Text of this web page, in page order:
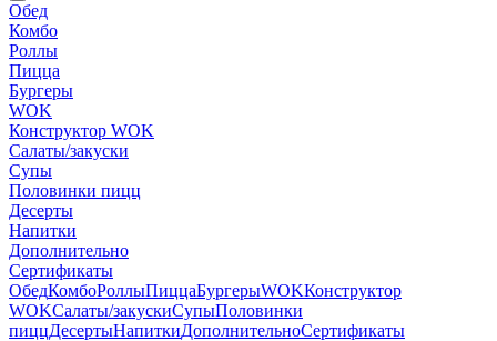
Обед
Комбо
Роллы
Пицца
Бургеры
WOK
Конструктор WOK
Салаты/закуски
Супы
Половинки пицц
Десерты
Напитки
Дополнительно
Сертификаты
ОбедКомбоРоллыПиццаБургерыWOKКонструктор
WOKСалаты/закускиСупыПоловинки
пиццДесертыНапиткиДополнительноСертификаты